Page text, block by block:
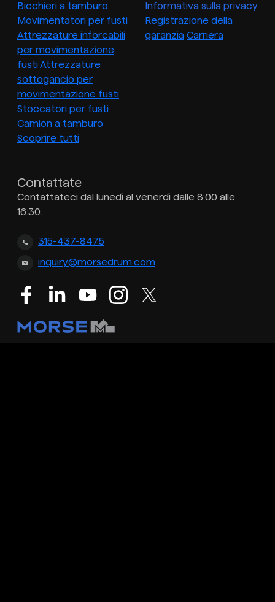
Bicchieri a tamburo
Movimentatori per fusti
Attrezzature inforcabili
per movimentazione
fustiAttrezzature
sottogancio per
movimentazione fusti
Stoccatori per fusti
Camion a tamburo
Scoprire tutti
Informativa sulla privacy
Registrazione della
garanzia Carriera
Contattate
Contattateci dal lunedì al venerdì dalle 8:00 alle
16:30.
315-437-8475
inquiry@morsedrum.com